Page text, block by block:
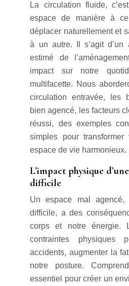
La circulation fluide,
espace de manière à
déplacer naturellement et
à un autre. Il s’agit d’un
estimé de
impact sur notre
multifacette. Nous
circulation entravée, les
bien agencé, les facteurs
réussi, des exemples
simples pour
espace de vie harmonieux.
L’impact physique
difficile
Un espace mal
difficile, a des
corps et notre énergie.
contraintes physiques
accidents, augmenter la
notre posture.
essentiel pour créer un